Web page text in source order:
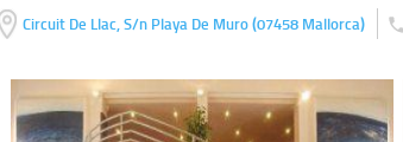
Circuit De Llac, S/n Playa De Muro(07458 Mallorca)